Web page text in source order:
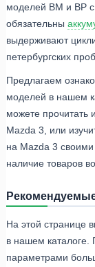
моделей BM и BP
обязательны
выдерживают
петербургских
Предлагаем
моделей в нашем
можете прочитать
Mazda 3, или
на Mazda 3
наличие товаров
На этой странице
в нашем
параметрами